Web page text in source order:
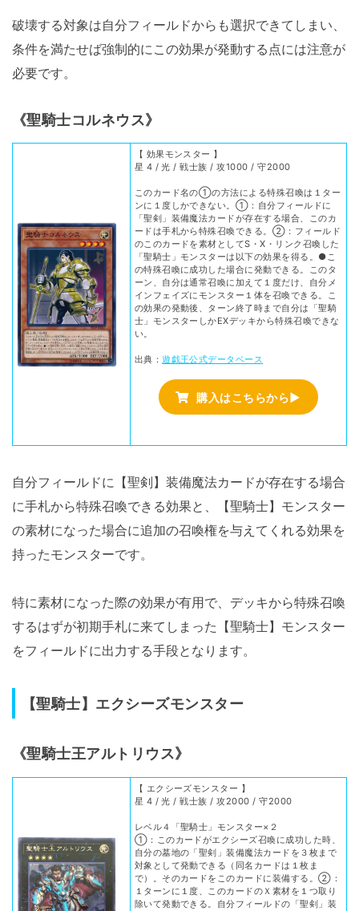
破壊する対象は自分フィールドからも選択できてしまい、
条件を満たせば強制的にこの効果が発動する点には注意が
必要です。
《聖騎士コルネウス》
【 効果モンスター 】
星 4 / 光 / 戦士族 / 攻1000 / 守2000
このカード名の①の方法による特殊召喚は１ター
ンに１度しかできない。①：自分フィールドに
「聖剣」装備魔法カードが存在する場合、このカ
ードは手札から特殊召喚できる。②：フィールド
のこのカードを素材としてS・X・リンク召喚した
「聖騎士」モンスターは以下の効果を得る。●こ
の特殊召喚に成功した場合に発動できる。このタ
ーン、自分は通常召喚に加えて１度だけ、自分メ
インフェイズにモンスター１体を召喚できる。こ
の効果の発動後、ターン終了時まで自分は「聖騎
士」モンスターしかEXデッキから特殊召喚できな
い。
出典：遊戯王公式データベース
購入はこちらから▶
自分フィールドに【聖剣】装備魔法カードが存在する場合
に手札から特殊召喚できる効果と、【聖騎士】モンスター
の素材になった場合に追加の召喚権を与えてくれる効果を
持ったモンスターです。
特に素材になった際の効果が有用で、デッキから特殊召喚
するはずが初期手札に来てしまった【聖騎士】モンスター
をフィールドに出力する手段となります。
【聖騎士】エクシーズモンスター
《聖騎士王アルトリウス》
【 エクシーズモンスター 】
星 4 / 光 / 戦士族 / 攻2000 / 守2000
レベル４「聖騎士」モンスター×２
①：このカードがエクシーズ召喚に成功した時、
自分の墓地の「聖剣」装備魔法カードを３枚まで
対象として発動できる（同名カードは１枚ま
で）。そのカードをこのカードに装備する。②：
１ターンに１度、このカードのＸ素材を１つ取り
除いて発動できる。自分フィールドの「聖剣」装